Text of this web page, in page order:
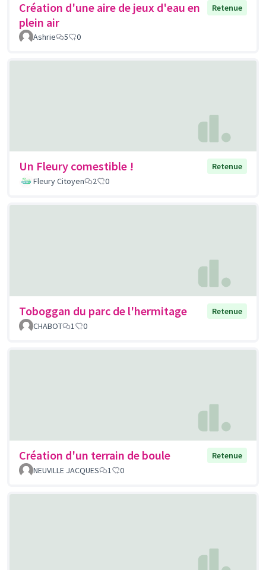
Création d'une aire de jeux d'eau en
plein air
Retenue
Ashrie 5 0
Un Fleury comestible !
Retenue
Fleury Citoyen
2 0
Toboggan du parc de l'hermitage
Retenue
CHABOT
1 0
Création d'un terrain de boule
Retenue
NEUVILLE JACQUES
1 0